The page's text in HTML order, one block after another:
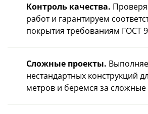
Контроль качества.
работ и гарантируем
покрытия требованиям ГОСТ
Сложные проекты.
нестандартных конструкций
метров и беремся за сложные